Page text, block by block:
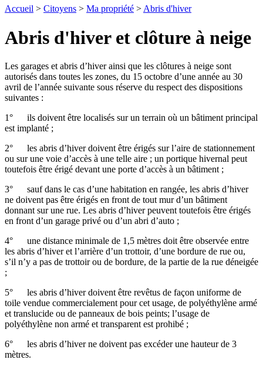
Accueil > Citoyens > Ma propriété > Abris d'hiver
Abris d'hiver et clôture à neige
Les garages et abris d’hiver ainsi que les clôtures à neige sont
autorisés dans toutes les zones, du 15 octobre d’une année au 30
avril de l’année suivante sous réserve du respect des dispositions
suivantes :
1° ils doivent être localisés sur un terrain où un bâtiment principal
est implanté ;
2° les abris d’hiver doivent être érigés sur l’aire de stationnement
ou sur une voie d’accès à une telle aire ; un portique hivernal peut
toutefois être érigé devant une porte d’accès à un bâtiment ;
3° sauf dans le cas d’une habitation en rangée, les abris d’hiver
ne doivent pas être érigés en front de tout mur d’un bâtiment
donnant sur une rue. Les abris d’hiver peuvent toutefois être érigés
en front d’un garage privé ou d’un abri d’auto ;
4° une distance minimale de 1,5 mètres doit être observée entre
les abris d’hiver et l’arrière d’un trottoir, d’une bordure de rue ou,
s’il n’y a pas de trottoir ou de bordure, de la partie de la rue déneigée
;
5° les abris d’hiver doivent être revêtus de façon uniforme de
toile vendue commercialement pour cet usage, de polyéthylène armé
et translucide ou de panneaux de bois peints; l’usage de
polyéthylène non armé et transparent est prohibé ;
6° les abris d’hiver ne doivent pas excéder une hauteur de 3
mètres.